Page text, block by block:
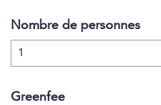
l'infrastructure unique
attentes. Séduisez vos
convivialité et de plaisir
Nombre de personnes
Greenfee